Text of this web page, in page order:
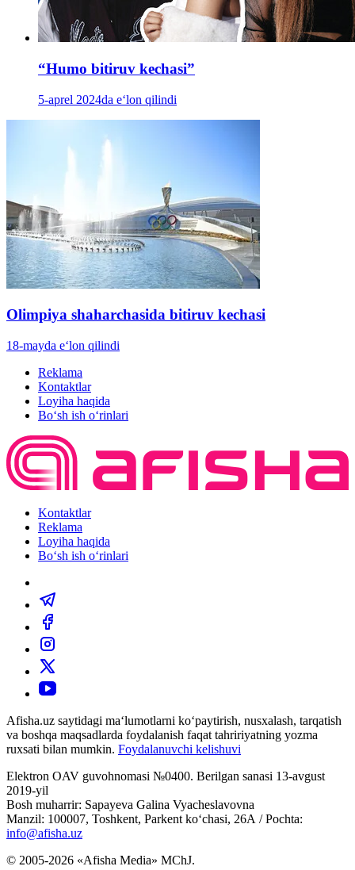
“Humo bitiruv kechasi”
5-aprel 2024da e‘lon qilindi
Olimpiya shaharchasida bitiruv kechasi
18-mayda e‘lon qilindi
Reklama
Kontaktlar
Loyiha haqida
Bo‘sh ish o‘rinlari
Kontaktlar
Reklama
Loyiha haqida
Bo‘sh ish o‘rinlari
Afisha.uz saytidagi ma‘lumotlarni ko‘paytirish, nusxalash, tarqatish
va boshqa maqsadlarda foydalanish faqat tahririyatning yozma
ruxsati bilan mumkin. Foydalanuvchi kelishuvi
Elektron OAV guvohnomasi №0400. Berilgan sanasi 13-avgust
2019-yil
Bosh muharrir: Sapayeva Galina Vyacheslavovna
Manzil: 100007, Toshkent, Parkent ko‘chasi, 26А / Pochta:
info@afisha.uz
© 2005-2026 «Afisha Media» MChJ.